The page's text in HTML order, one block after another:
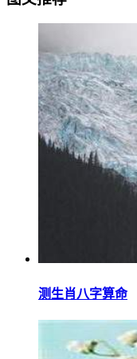
测生肖八字算命